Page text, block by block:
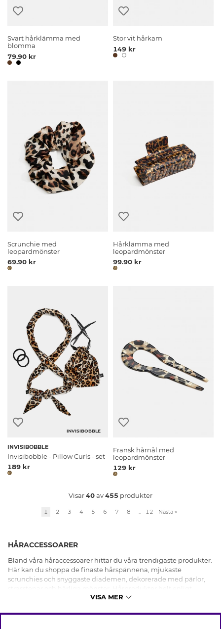
Svart hårklämma med
blomma
79.90 kr
Stor vit hårkam
149 kr
Scrunchie med
leopardmönster
69.90 kr
Hårklämma med
leopardmönster
99.90 kr
INVISIBOBBLE
INVISIBOBBLE
Invisibobble - Pillow Curls - set
189 kr
Fransk hårnål med
leopardmönster
129 kr
Visar40av455 produkter
1 2 3 4 5 6 7 8 .. 12 Nästa »
HÅRACCESSOARER
Bland våra håraccessoarer hittar du våra trendigaste produkter.
Här kan du shoppa de finaste hårspännena, mjukaste
scrunchies och snyggaste diademen, dekorerade med pärlor,
säsongen trender som passar vardag som fest. Shoppa dina
VISA MER